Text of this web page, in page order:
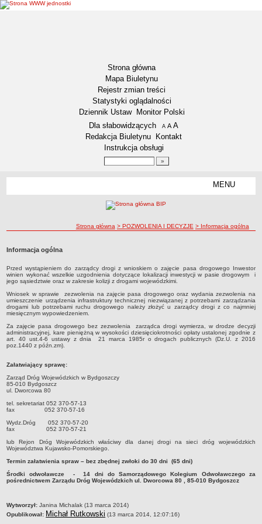
Strona główna
Mapa Biuletynu
Rejestr zmian treści
Statystyki oglądalności
Dziennik Ustaw
Monitor Polski
Menu dodatkowe
Dla słabowidzących A pomniejsz czcionkę
A standardowy rozmiar czcionki
A
Redakcja Biuletynu
Kontakt
Instrukcja obsługi
MENU
RAPORT O STANIE DOSTĘPNOŚCI
Przedmiot działalności
Statut
Nadzór nad ZDW
Regulamin Organizacyjny
Struktura organizacyjna
Schemat organizacyjny
Inspektor Ochrony Danych
Ogłoszenia o pracę
Wyniki naborów
SKARGI I WNIOSKI
POZWOLENIA I DECYZJE
Uzgodnienie lokalizacji / przebudowy zjazdu
Uzgodnienie lokalizacji urządzeń infrastruktury technicznej
Zezwolenie na prowadzenie robót
innych obiektów, reklam
ścieżka nawigacji
Strona główna > POZWOLENIA I DECYZJE > Informacja ogólna
Informacja ogólna
Przed wystąpieniem do zarządcy drogi z wnioskiem o zajęcie pasa drogowego Inwestor
winien wykonać wszelkie uzgodnienia dotyczące lokalizacji inwestycji w pasie drogowym i
jego sąsiedztwie oraz w zakresie kolizji z drogami wojewódzkimi.
Wniosek w sprawie zezwolenia na zajęcie pasa drogowego oraz wydania zezwolenia na
umieszczenie urządzenia infrastruktury technicznej niezwiązanej z potrzebami zarządzania
drogami lub potrzebami ruchu drogowego należy złożyć u zarządcy drogi z co najmniej
miesięcznym wypowiedzeniem.
Za zajęcie pasa drogowego bez zezwolenia zarządca drogi wymierza, w drodze decyzji
administracyjnej, kare pieniężną w wysokości dziesięciokrotności opłaty ustalonej zgodnie z
art. 40 ust.4-6 ustawy z dnia 21 marca 1985r o drogach publicznych (Dz.U. z 2016
poz.1440 z późn.zm).
Załatwiający sprawę:
Zarząd Dróg Wojewódzkich w Bydgoszczy
85-010 Bydgoszcz
ul. Dworcowa 80
tel. sekretariat 052 370-57-13
fax 052 370-57-16
Wydz.Dróg 052 370-57-20
fax 052 370-57-21
lub Rejon Dróg Wojewódzkich właściwy dla danej drogi na sieci dróg wojewódzkich
Województwa Kujawsko-Pomorskiego.
Termin załatwienia spraw – bez zbędnej zwłoki do 30 dni (65 dni)
Środki odwoławcze - 14 dni do Samorządowego Kolegium Odwoławczego za
pośrednictwem Zarządu Dróg Wojewódzkich ul. Dworcowa 80 , 85-010 Bydgoszcz
metryczka
Wytworzył: Janina Michalak (13 marca 2014)
Opublikował: Michał Rutkowski (13 marca 2014, 12:07:16)